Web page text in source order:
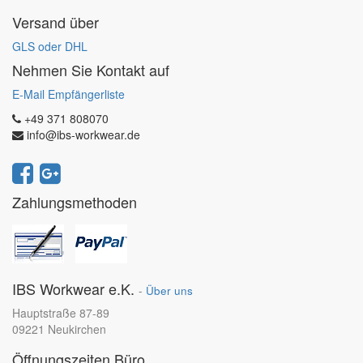
Versand über
GLS oder DHL
Nehmen Sie Kontakt auf
E-Mail Empfängerliste
+49 371 808070
info@ibs-workwear.de
Zahlungsmethoden
IBS Workwear e.K. - Über uns
Hauptstraße 87-89
09221 Neukirchen